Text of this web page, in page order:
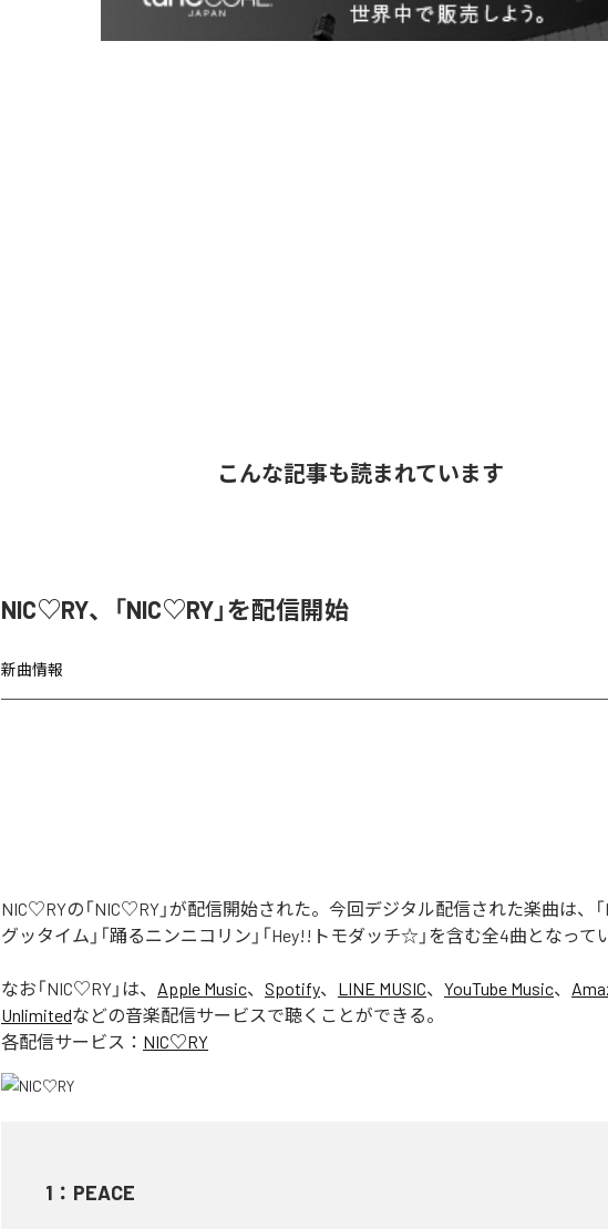
こんな記事も読まれています
NIC♡RY、「NIC♡RY」を配信開始
新曲情報
NIC♡RYの「NIC♡RY」が配信開始された。今回デジタル配信された楽曲は、「
グッタイム」「踊るニンニコリン」「Hey!!トモダッチ☆」を含む全4曲となって
なお「NIC♡RY 」は、 Apple Music、 Spotify、 LINE MUSIC、 YouTube Music、
Unlimitedなどの音楽配信サービスで聴くことができる。
各配信サービス： NIC♡RY
1 ： PEACE